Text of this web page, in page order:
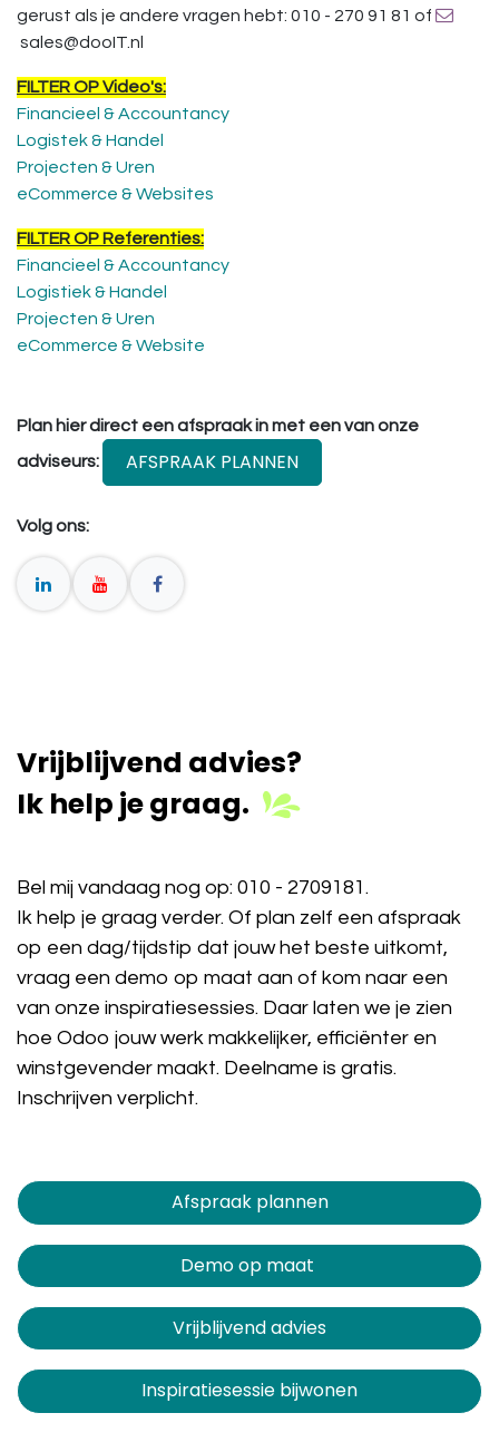
gerust als je andere vragen hebt: 010 - 270 91 81 of
sales@dooIT.nl
FILTER OP Video's:
Financieel & Accountancy
Logistek & Handel
Projecten & Uren
eCommerce & Websites
FILTER OP Referenties:
Financieel & Accountancy
Logistiek & Handel
Projecten & Uren
eCommerce & Website
Plan hier direct een afspraak in met een van onze
adviseurs:
AFSPRAAK PLANNEN
Volg ons:
Vrijblijvend advies?
Ik help je graag.
Bel mij vandaag nog op: 010 - 2709181 .
Ik help je graag verder. Of plan zelf een afspraak
op een dag/tijdstip dat jouw het beste uitkomt,
vraag een demo op maat aan of kom naar een
van onze inspiratiesessies. Daar laten we je zien
hoe Odoo jouw werk makkelijker, efficiënter en
winstgevender maakt. Deelname is gratis.
Inschrijven verplicht.
Afspraak plannen​​​​
Demo op maat
Vrijblijvend advies
Inspiratiesessie bijwonen